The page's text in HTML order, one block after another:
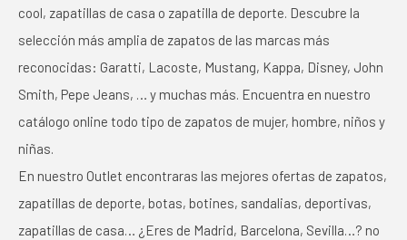
cool, zapatillas de casa o zapatilla de deporte. Descubre la
selección más amplia de zapatos de las marcas más
reconocidas: Garatti, Lacoste, Mustang, Kappa, Disney, John
Smith, Pepe Jeans, … y muchas más. Encuentra en nuestro
catálogo online todo tipo de zapatos de mujer, hombre, niños y
niñas.
En nuestro Outlet encontraras las mejores ofertas de zapatos,
zapatillas de deporte, botas, botines, sandalias, deportivas,
zapatillas de casa… ¿Eres de Madrid, Barcelona, Sevilla…? no